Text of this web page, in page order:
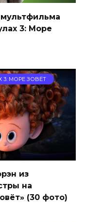
3: Море
МОРЕ ЗОВЁТ
из
на
(30 фото)